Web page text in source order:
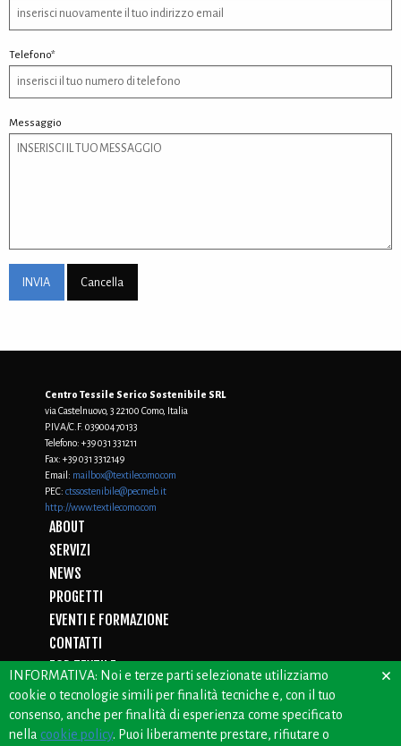
Telefono*
Messaggio
INVIA Cancella
Centro Tessile Serico Sostenibile SRL
via Castelnuovo, 3 22100 Como, Italia
P.IVA/C.F. 03900470133
Telefono: +39 031 331211
Fax: +39 031 3312149
Email: mailbox@textilecomo.com
PEC: ctssostenibile@pecmeb.it
http://www.textilecomo.com
ABOUT
SERVIZI
NEWS
PROGETTI
EVENTI E FORMAZIONE
CONTATTI
FOR TEXTILE
D.LGS. 231/01
WHISTLEBLOWING
INFORMATIVA: Noi e terze parti selezionate utilizziamo
cookie o tecnologie simili per finalità tecniche e, con il tuo
consenso, anche per finalità di esperienza come specificato
nella cookie policy. Puoi liberamente prestare, rifiutare o
×